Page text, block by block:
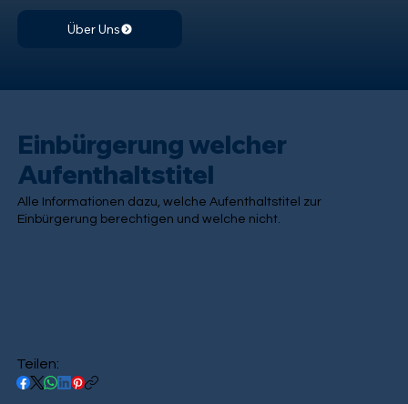
Über Uns
Einbürgerung welcher
Aufenthaltstitel
Alle Informationen dazu, welche Aufenthaltstitel zur
Einbürgerung berechtigen und welche nicht.
Teilen: